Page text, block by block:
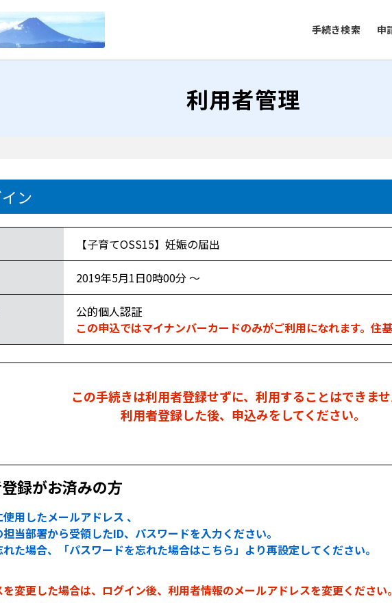
手続き検索 申
利用者管理
ン
【子育てOSS15】妊娠の届出
2019年5月1日0時00分 ～
公的個人認証
この申込ではマイナンバーカードのみがご利用になれます。住
この手続きは利用者登録せずに、利用することはできませ
利用者登録した後、申込みをしてください。
録がお済みの方
用したメールアドレス 、
当部署から受領したID、パスワードを入力ください。
た場合、「パスワードを忘れた場合はこちら」より再設定してください。
変更した場合は、ログイン後、利用者情報のメールアドレスを変更ください。